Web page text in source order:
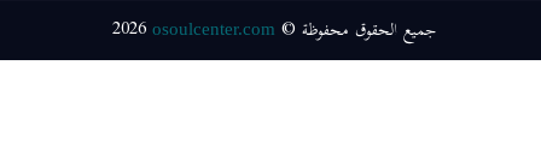
جميع الحقوق محفوظة © osoulcenter.com
2026